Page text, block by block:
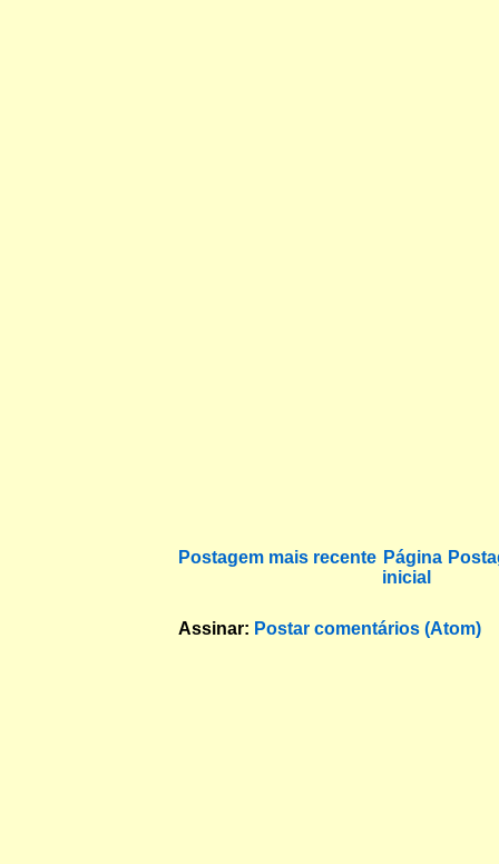
Postagem mais recente Página
inicial
Assinar: Postar comentários (Atom)